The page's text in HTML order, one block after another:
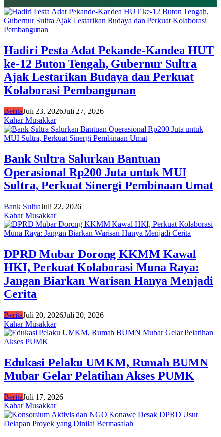
Hadiri Pesta Adat Pekande-Kandea HUT
ke-12 Buton Tengah, Gubernur Sultra
Ajak Lestarikan Budaya dan Perkuat
Kolaborasi Pembangunan
BeritaJuli 23, 2026Juli 27, 2026
Kahar Musakkar
Bank Sultra Salurkan Bantuan
Operasional Rp200 Juta untuk MUI
Sultra, Perkuat Sinergi Pembinaan Umat
Bank SultraJuli 22, 2026
Kahar Musakkar
DPRD Mubar Dorong KKMM Kawal
HKI, Perkuat Kolaborasi Muna Raya:
Jangan Biarkan Warisan Hanya Menjadi
Cerita
BeritaJuli 20, 2026Juli 20, 2026
Kahar Musakkar
Edukasi Pelaku UMKM, Rumah BUMN
Mubar Gelar Pelatihan Akses PUMK
BeritaJuli 17, 2026
Kahar Musakkar